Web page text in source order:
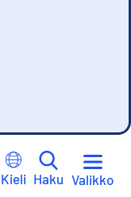
Kieli Haku Valikko